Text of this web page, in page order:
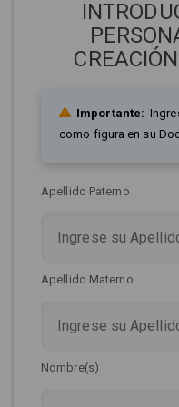
Importante:
como figura en su
Apellido Paterno
Apellido Materno
Nombre(s)